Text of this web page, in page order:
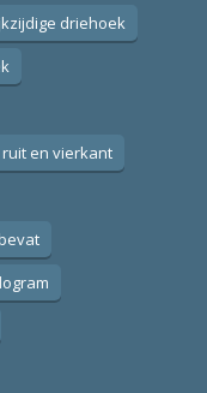
driehoek
en vierkant